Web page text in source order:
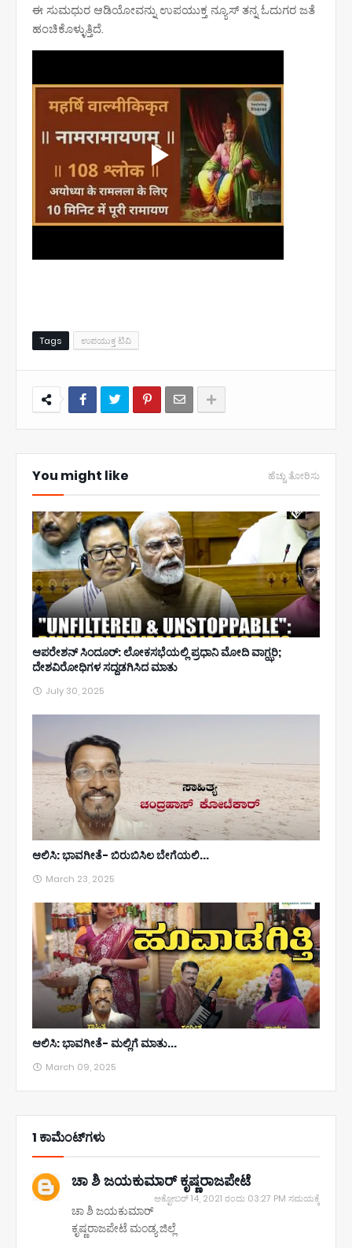
ಈ ಸುಮಧುರ ಆಡಿಯೋವನ್ನು ಉಪಯುಕ್ತ ನ್ಯೂಸ್ ತನ್ನ ಓದುಗರ ಜತೆ
ಹಂಚಿಕೊಳ್ಳುತ್ತಿದೆ.
Tags ಉಪಯುಕ್ತ ಟಿವಿ
You might like ಹೆಚ್ಚು ತೋರಿಸು
ಆಪರೇಶನ್ ಸಿಂದೂರ್: ಲೋಕಸಭೆಯಲ್ಲಿ ಪ್ರಧಾನಿ ಮೋದಿ ವಾಗ್ಝರಿ;
ದೇಶವಿರೋಧಿಗಳ ಸದ್ದಡಗಿಸಿದ ಮಾತು
July 30, 2025
ಆಲಿಸಿ: ಭಾವಗೀತೆ- ಬಿರುಬಿಸಿಲ ಬೇಗೆಯಲಿ...
March 23, 2025
ಆಲಿಸಿ: ಭಾವಗೀತೆ- ಮಲ್ಲಿಗೆ ಮಾತು...
March 09, 2025
1 ಕಾಮೆಂಟ್‌ಗಳು
ಚಾ ಶಿ ಜಯಕುಮಾರ್ ಕೃಷ್ಣರಾಜಪೇಟೆ
ಅಕ್ಟೋಬರ್ 14, 2021 ರಂದು 03:27 PM ಸಮಯಕ್ಕೆ
ಚಾ ಶಿ ಜಯಕುಮಾರ್
ಕೃಷ್ಣರಾಜಪೇಟೆ ಮಂಡ್ಯ ಜಿಲ್ಲೆ